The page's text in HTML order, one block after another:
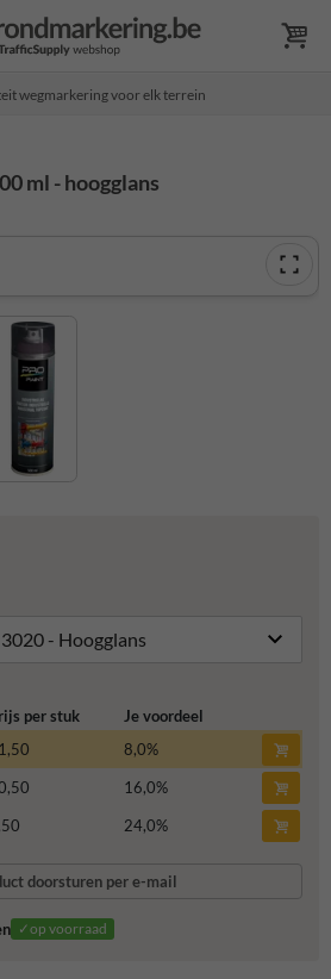
wegmarkering voor elk terrein
ml - hoogglans
per stuk
Je voordeel
8,0%
16,0%
24,0%
doorsturen per e-mail
✓op voorraad